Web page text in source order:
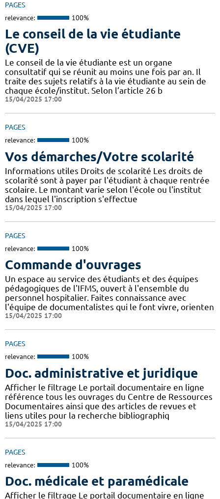
PAGES
relevance: 100%
Le conseil de la vie étudiante
(CVE)
Le conseil de la vie étudiante est un organe
consultatif qui se réunit au moins une fois par an. Il
traite des sujets relatifs à la vie étudiante au sein de
chaque école/institut. Selon l’article 26 b
15/04/2025 17:00
PAGES
relevance: 100%
Vos démarches/Votre scolarité
Informations utiles Droits de scolarité Les droits de
scolarité sont à payer par l'étudiant à chaque rentrée
scolaire. Le montant varie selon l'école ou l'institut
dans lequel l'inscription s'effectue
15/04/2025 17:00
PAGES
relevance: 100%
Commande d'ouvrages
Un espace au service des étudiants et des équipes
pédagogiques de l'IFMS, ouvert à l'ensemble du
personnel hospitalier. Faites connaissance avec
l'équipe de documentalistes qui le font vivre, orienten
15/04/2025 17:00
PAGES
relevance: 100%
Doc. administrative et juridique
Afficher le filtrage Le portail documentaire en ligne
référence tous les ouvrages du Centre de Ressources
Documentaires ainsi que des articles de revues et
liens utiles pour la recherche bibliographiq
15/04/2025 17:00
PAGES
relevance: 100%
Doc. médicale et paramédicale
Afficher le filtrage Le portail documentaire en ligne